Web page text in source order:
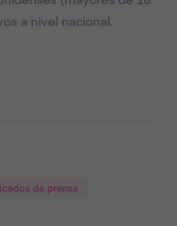
a nivel nacional.
de prensa